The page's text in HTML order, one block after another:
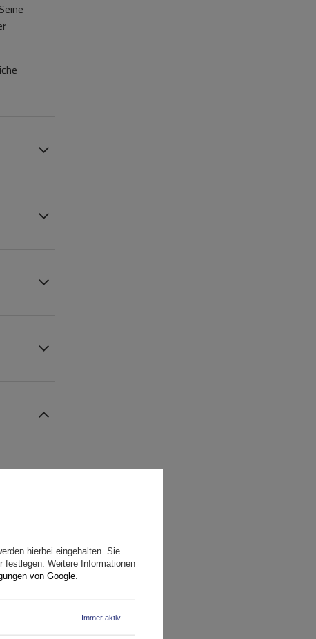
hierbei eingehalten. Sie
festlegen. Weitere Informationen
von Google
Immer aktiv